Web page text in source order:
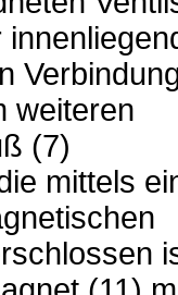
weiteren
(7)
mittels